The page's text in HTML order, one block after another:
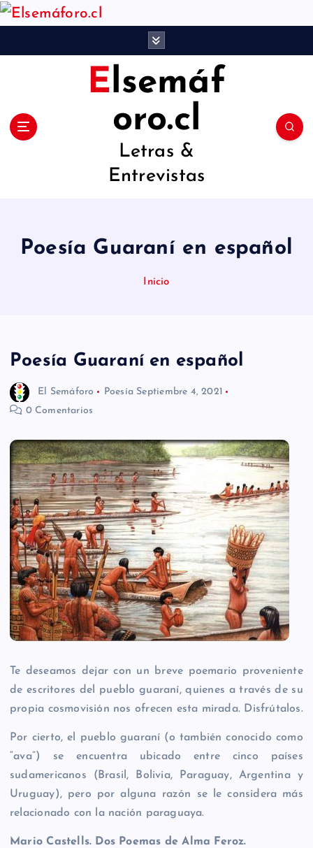
S
Elsemáf
oro.cl
Letras &
Entrevistas
Poesía Guaraní en español
Inicio
Poesía Guaraní en español
El Semáforo Poesía Septiembre 4, 2021
0 Comentarios
Te deseamos dejar con un breve poemario proveniente
de escritores del pueblo guaraní, quienes a través de su
propia cosmovisión nos ofrecen esta mirada. Disfrútalos.
Por cierto, el pueblo guaraní (o también conocido como
“ava”) se encuentra ubicado entre cinco países
sudamericanos (Brasil, Bolivia, Paraguay, Argentina y
Uruguay), pero por alguna razón se le considera más
relacionado con la nación paraguaya.
Mario Castells. Dos Poemas de Alma Feroz.